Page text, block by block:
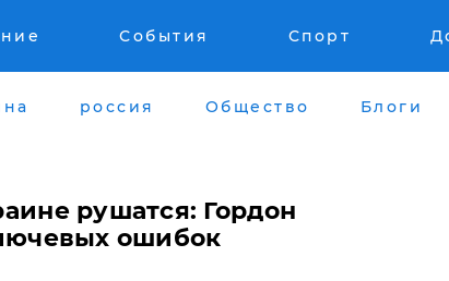
События Спорт
россия Общество Блоги
рушатся: Гордон
ошибок